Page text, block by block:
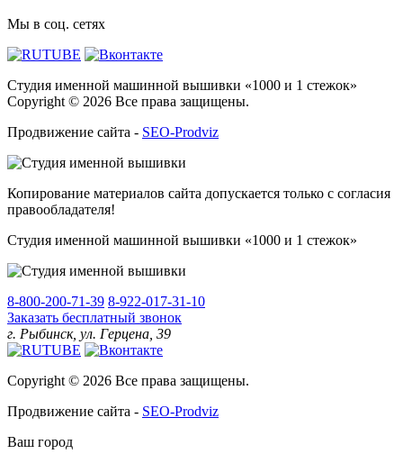
Мы в соц. сетях
Студия именной машинной вышивки «1000 и 1 стежок»
Copyright © 2026 Все права защищены.
Продвижение сайта - SEO-Prodviz
Копирование материалов сайта допускается только с согласия
правообладателя!
Студия именной машинной вышивки «1000 и 1 стежок»
8-800-200-71-39 8-922-017-31-10
Заказать бесплатный звонок
г. Рыбинск, ул. Герцена, 39
Copyright © 2026 Все права защищены.
Продвижение сайта - SEO-Prodviz
Ваш город